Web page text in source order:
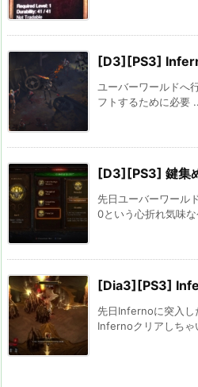
[D3][PS3]
ユーバーワールドへ
フトするために必要
[D3][PS3] 鍵集
先日ユーバーワール
0という心折れ気味
[Dia3][PS3]
先日Infernoに突入し
Infernoクリアしちゃ